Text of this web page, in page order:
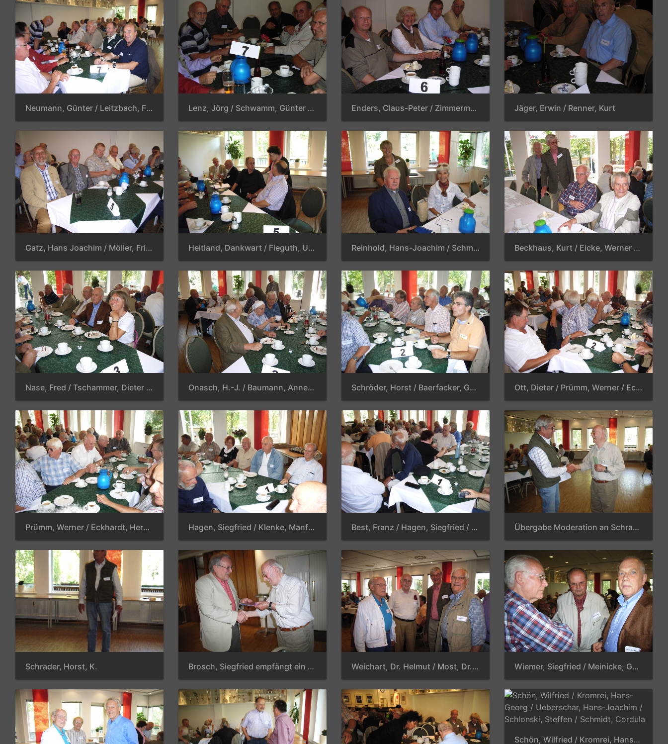
Neumann, Günter / Leitzbach, Frank / Lenz, Jörg / Ahmad, Masroor / Meinicke, Günter / Dettmann, Jürgen / Meyer, Hans-Herwald / Otte, Jürgen Lenz, Jörg / Schwamm, Günter / Ahmad, Masroor / Meinicke, Günter / Dettmann, Jürgen Enders, Claus-Peter / Zimmermann, Gerda / Stern, Dr. Wolfgang / Dostmann, Hans Jäger, Erwin / Renner, Kurt
Gatz, Hans Joachim / Möller, Friedrich / Ohlheide, Walter / Sorg, Albert / Fricke, Rolf / Georgesco, Valentin / Heitland, Dankwart Heitland, Dankwart / Fieguth, Udo / Unkelhäuser, Anton / Vach, Jürgen / Most, Christiane / Narius, Horst Reinhold, Hans-Joachim / Schmidt, Cordula / Schroer, Ingrid Beckhaus, Kurt / Eicke, Werner / Wiemer, Siegfried / Ochse, Gerhard
Nase, Fred / Tschammer, Dieter / Schröder, Kurt / Rauch, Dr. Klausheinz / Foltz, Margitta Onasch, H.-J. / Baumann, Annerose / Schmuhl, Reinhold / Ueberschar, Hans-Joachim / Hoffmann, Harry Schröder, Horst / Baerfacker, Gerth / Lehmann, Horst-Weerd / Schulze-Gattermann, Dr. Rolf / Masche, Bernd Ott, Dieter / Prümm, Werner / Eckhardt, Hermann / Schrader, Horst / Lichter, Dieter / Talke, Herbert
Prümm, Werner / Eckhardt, Hermann / Schrader, Horst / Lichter, Dieter / Talke, Herbert / Schröder, Horst / Baerfacker, Gerth / Lehmann, Horst-Weerd / Schulze-Gattermann, Dr. Rolf Hagen, Siegfried / Klenke, Manfred / Wille, Reinhard / Helberg, Heidrun / Helberg, Harald / Jachmann, Detlef / Mittermair, Adolf Best, Franz / Hagen, Siegfried / Most, Christiane / Most, Dr. Wolfgang / Braun, Gotthard / Elzener, Dieter Übergabe Moderation an Schrader, Horst, K. von Meixner, Dr. Erich
Schrader, Horst, K. Brosch, Siegfried empfängt ein Geschenk von Meixner, Dr. Erich Weichart, Dr. Helmut / Most, Dr. Wolfgang / Eicke, Werner / Elzener, Dieter Wiemer, Siegfried / Meinicke, Günter / Rauch, Dr. Klausheinz
Schön, Wilfried / Kromrei, Hans-Georg / Ueberschar, Hans-Joachim / Schlonski, Steffen / Schmidt, Cordula